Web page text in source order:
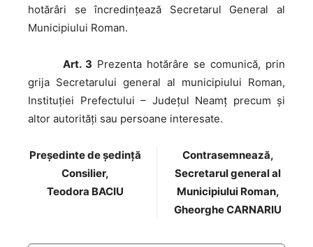
hotărâri se încredințează Secretarul General al
Municipiului Roman.
Art. 3 Prezenta hotărâre se comunică, prin
grija Secretarului general al municipiului Roman,
Instituției Prefectului – Județul Neamț precum și
altor autorități sau persoane interesate.
Preşedinte de şedinţă
Consilier,
Teodora BACIU
Contrasemnează,
Secretarul general al
Municipiului Roman,
Gheorghe CARNARIU